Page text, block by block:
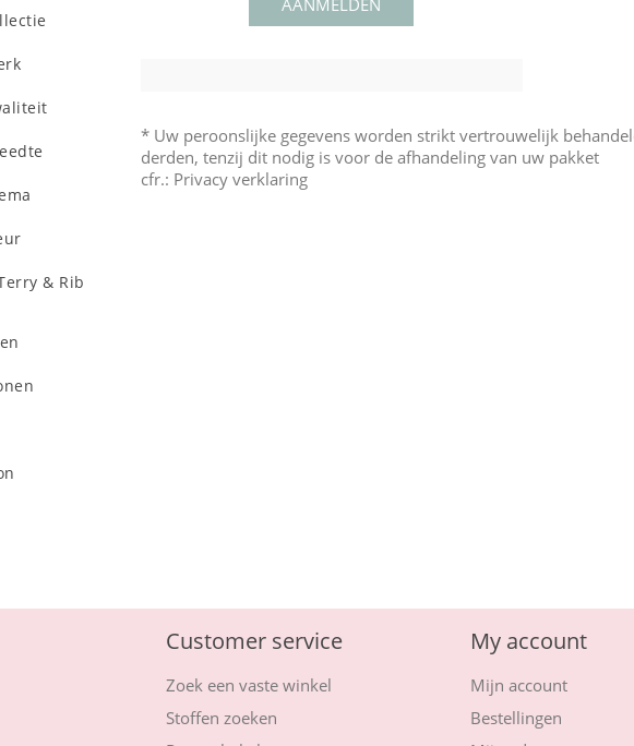
* Uw peroonslijke gegevens worden strikt vertrouwelijk
derden, tenzij dit nodig is voor de afhandeling van uw pakket
cfr.: Privacy verklaring
& Rib
Customer service
Zoek een vaste winkel
Stoffen zoeken
My account
Mijn account
Bestellingen